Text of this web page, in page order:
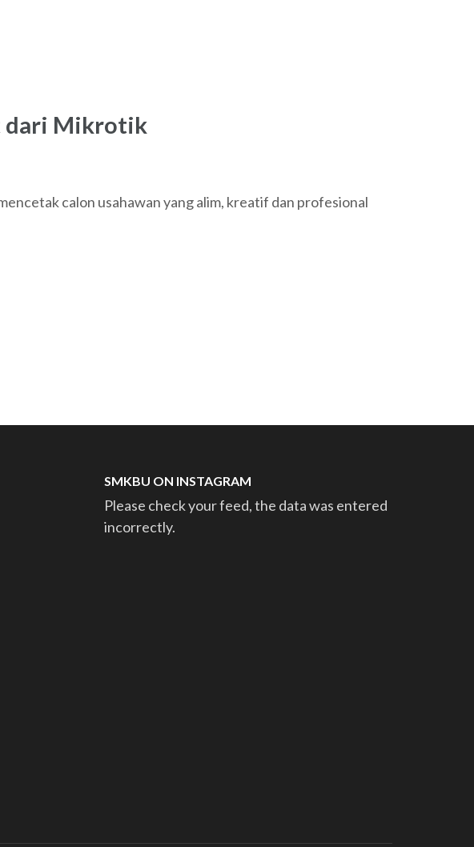
dari Mikrotik
calon usahawan yang alim, kreatif dan profesional
SMKBU ON INSTAGRAM
Please check your feed, the data was entered
incorrectly.